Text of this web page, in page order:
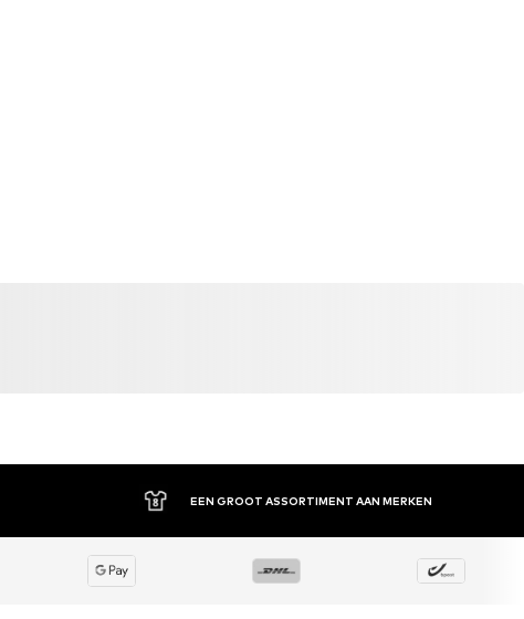
EEN GROOT ASSORTIMENT AAN MERKEN